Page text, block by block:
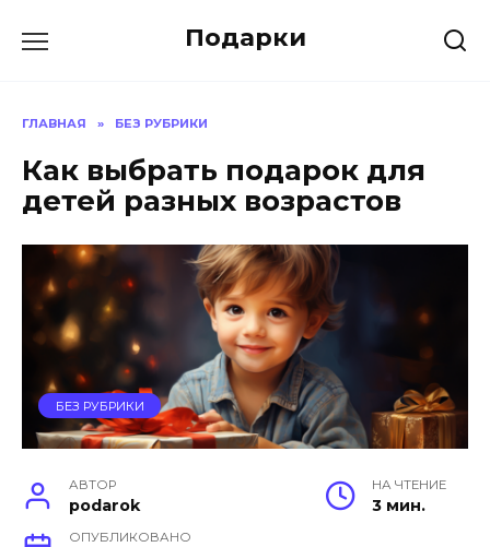
Подарки
ГЛАВНАЯ » БЕЗ РУБРИКИ
Как выбрать подарок для
детей разных возрастов
БЕЗ РУБРИКИ
АВТОР
podarok
НА ЧТЕНИЕ
3 мин.
ОПУБЛИКОВАНО